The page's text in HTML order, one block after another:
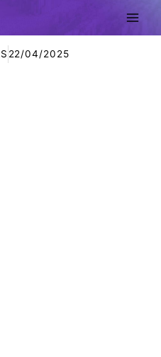
22/04/2025